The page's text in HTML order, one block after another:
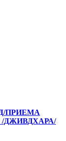
ПРИЕМА
ДЖИВДХАРА/